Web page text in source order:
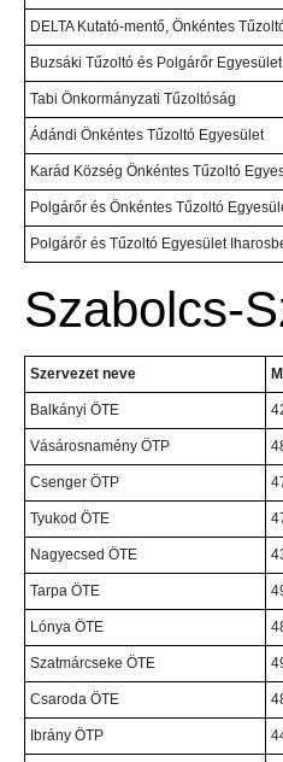
DELTA Kutató-mentő, Önkéntes
Buzsáki Tűzoltó és Polgárőr Egyesület
Tabi Önkormányzati Tűzoltóság
Ádándi Önkéntes Tűzoltó Egyesület
Karád Község Önkéntes Tűzoltó
Polgárőr és Önkéntes Tűzoltó
Polgárőr és Tűzoltó Egyesület
Szabolcs-
Szervezet neve
Balkányi ÖTE
Vásárosnamény ÖTP
Csenger ÖTP
Tyukod ÖTE
Nagyecsed ÖTE
Tarpa ÖTE
Lónya ÖTE
Szatmárcseke ÖTE
Csaroda ÖTE
Ibrány ÖTP